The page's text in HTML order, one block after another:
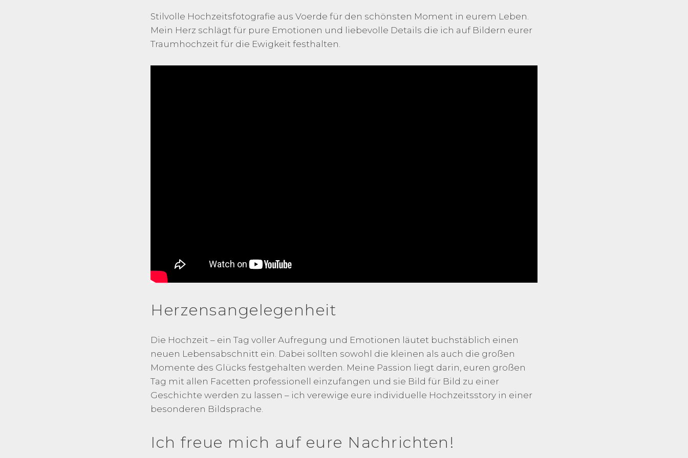
Stilvolle Hochzeitsfotografie aus Voerde für den schönsten Moment in eurem Leben.
Mein Herz schlägt für pure Emotionen und liebevolle Details die ich auf Bildern eurer
Traumhochzeit für die Ewigkeit festhalten.
Herzensangelegenheit
Die Hochzeit – ein Tag voller Aufregung und Emotionen läutet buchstäblich einen
neuen Lebensabschnitt ein. Dabei sollten sowohl die kleinen als auch die großen
Momente des Glücks festgehalten werden. Meine Passion liegt darin, euren großen
Tag mit allen Facetten professionell einzufangen und sie Bild für Bild zu einer
Geschichte werden zu lassen – ich verewige eure individuelle Hochzeitsstory in einer
besonderen Bildsprache.
Ich freue mich auf eure Nachrichten!